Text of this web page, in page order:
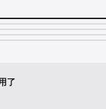
机，软件安装卸载，内
算器，满足各种计算要
方便反查和二次计算利
转换及角度运算，转换灵
，让你有实体计算器般
了